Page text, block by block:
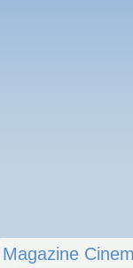
Magazine